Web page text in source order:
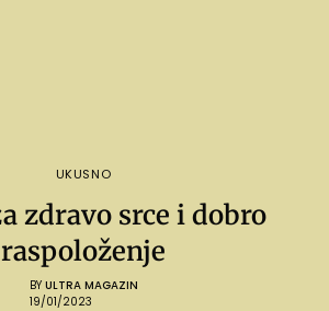
UKUSNO
zdravo srce i dobro
raspoloženje
BY ULTRA MAGAZIN
19/01/2023